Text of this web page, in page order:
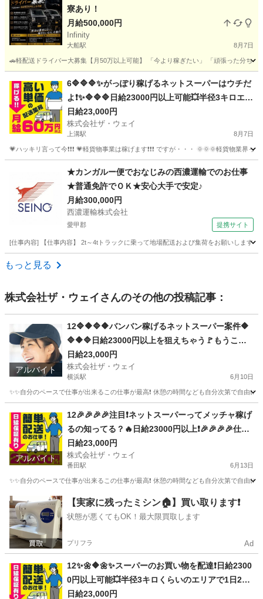
寮あり！
月給500,000円
Infinity
大船駅 8月7日
🚗軽配送ドライバー大募集【月50万以上可能】 「今より稼ぎたい」 「頑張った分
大船駅 ドライバー 貨物
6🔷🔷🔷✨がっぽり稼げるネットスーパーはウチだ
よ❗️✨🔷🔷🔷日給23000円以上可能💥半径3キロエリ
アで1日25件前後配るだけ❗️💛
日給23,000円
株式会社ザ・ウェイ
上溝駅 8月7日
💗ハッキリ言って今❗️❗️❗️ 💗軽貨物事業は稼げます❗️❗️❗️ ですが・・・ 🌞🌞🌞軽貨物業
相模原市 上溝駅 配送 ネットスーパー
★カンガルー便でおなじみの西濃運輸でのお仕事
★普通免許でＯＫ★安心大手で安定♪
月給300,000円
西濃運輸株式会社
愛甲郡 提携サイト
[仕事内容] 【仕事内容】 2t～4tトラックに乗って地場配送および集荷をお願いします
神奈川 愛甲郡
もっと見る
株式会社ザ・ウェイ さんのその他の投稿記事：
アルバイト
12🔷🔶🔷🔶バンバン稼げるネットスーパー案件🔶
🔷🔶🔷日給23000円以上を狙えちゃう🚩もうここ
で決まりだね❗️❗️❗️
日給23,000円
株式会社ザ・ウェイ
横浜駅 6月10日
✨✨自分のペースで仕事が出来るこの仕事が最高❗️ 休憩の時間なども自分次第で自由
横浜駅 ドライバー ネットスーパー
アルバイト
12🎉🎉🎉🎉注目❗️ネットスーパーってメッチャ稼げ
るの知ってる？🔥日給23000円以上❗️🎉🎉🎉🎉仕事
は楽チンで女子いっぱい✨安定収入😄完全週休2日
制だよ💗
日給23,000円
株式会社ザ・ウェイ
番田駅 6月13日
✨✨自分のペースで仕事が出来るこの仕事が最高❗️ 休憩の時間なども自分次第で自由
相模原市 番田駅 配送 ネットスーパー
【実家に残ったミシン🏠】買い取ります❗️
状態が悪くてもOK！最大限買取します
プリフラ Ad
12✨🌼🔶🌼✨スーパーのお買い物を配達❗️日給2300
0円以上可能💥半径3キロくらいのエリアで1日25
件前後配るだけ❗️💛
日給23,000円